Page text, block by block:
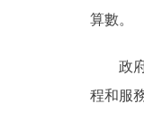
算數。
政府
程和服